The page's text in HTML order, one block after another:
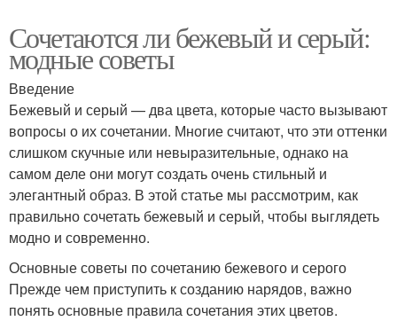
Сочетаются ли бежевый и серый:
модные советы
Введение
Бежевый и серый — два цвета, которые часто вызывают
вопросы о их сочетании. Многие считают, что эти оттенки
слишком скучные или невыразительные, однако на
самом деле они могут создать очень стильный и
элегантный образ. В этой статье мы рассмотрим, как
правильно сочетать бежевый и серый, чтобы выглядеть
модно и современно.
Основные советы по сочетанию бежевого и серого
Прежде чем приступить к созданию нарядов, важно
понять основные правила сочетания этих цветов.